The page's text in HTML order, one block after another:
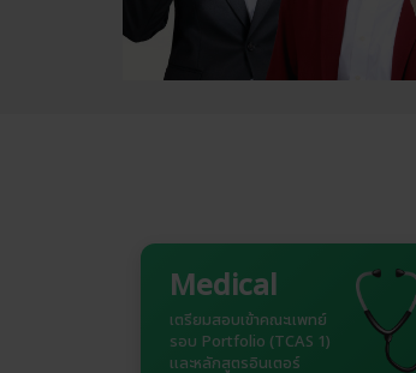
Medical
เตรียมสอบเข้าคณะแพทย์
รอบ Portfolio (TCAS 1)
และหลักสูตรอินเตอร์